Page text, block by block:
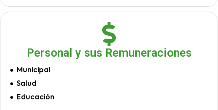
Personal y sus Remuneraciones
Municipal
Salud
Educación